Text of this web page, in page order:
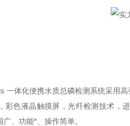
一体化便携水质总磷检测系统采用
彩色液晶触摸屏，光纤检测技术，
、功能*、操作简单。